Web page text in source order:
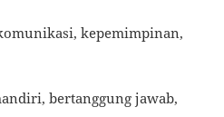
kepemimpinan,
bertanggung jawab,